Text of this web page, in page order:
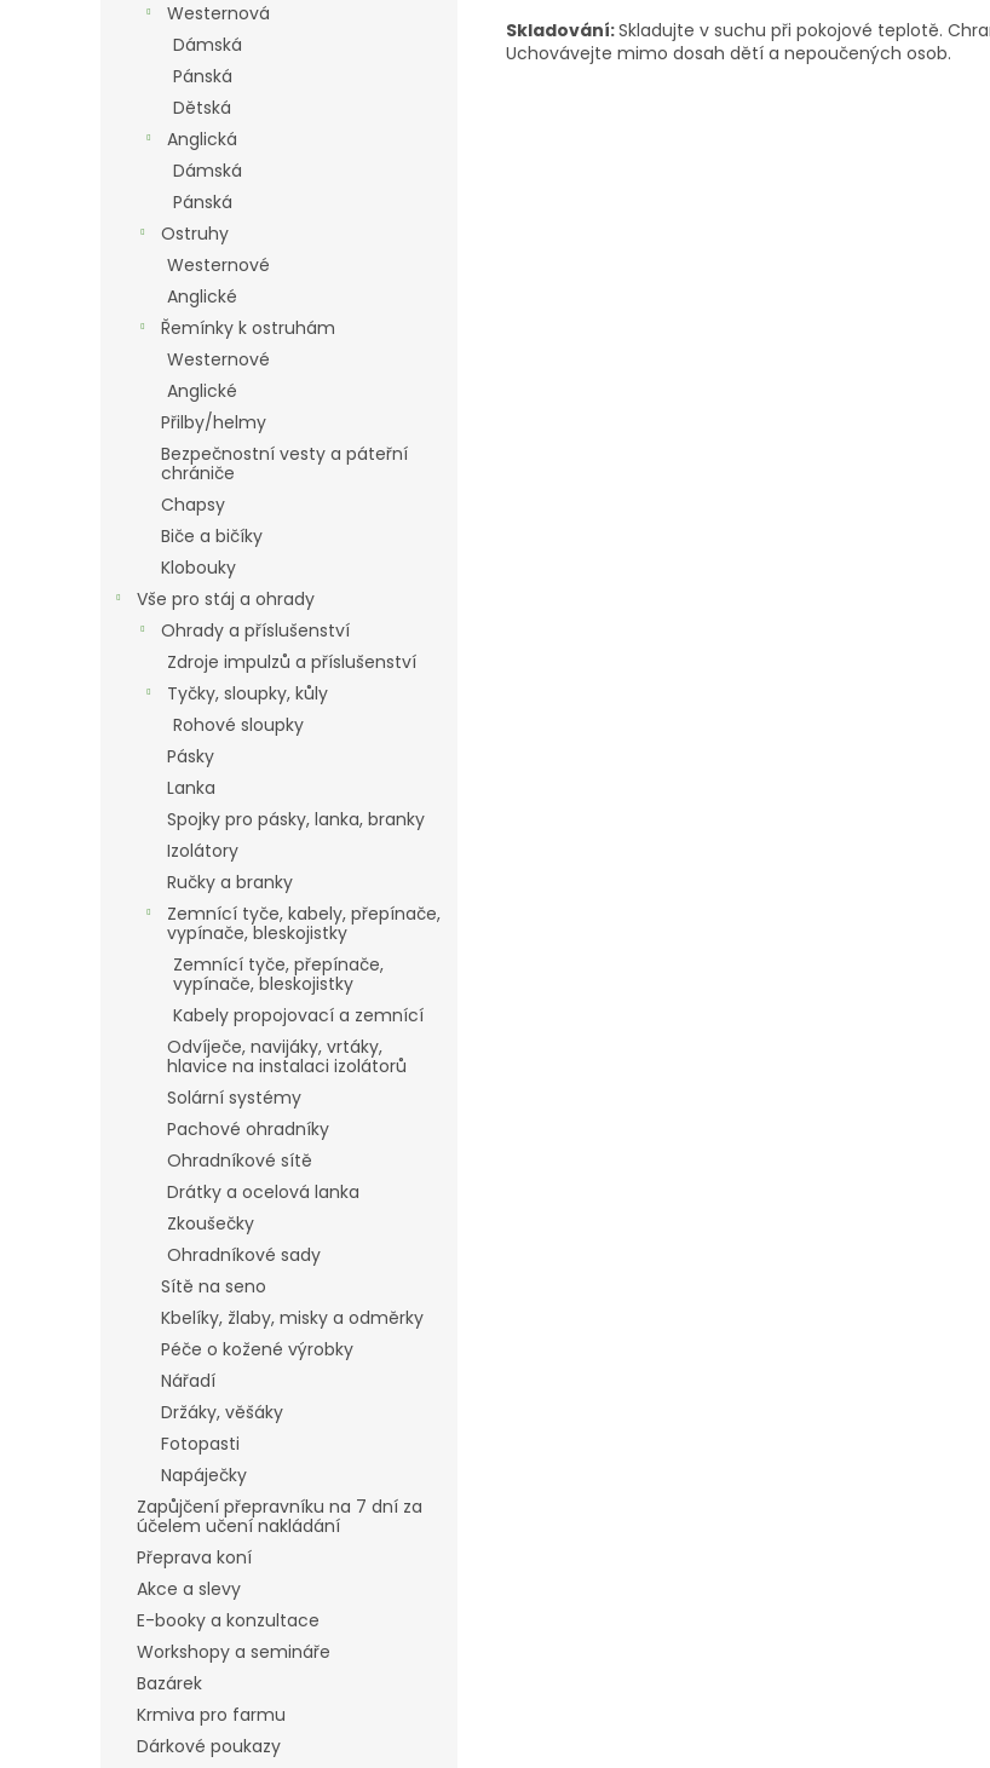
Westernová
Dámská
Pánská
Dětská
Anglická
Dámská
Pánská
Ostruhy
Westernové
Anglické
Řemínky k ostruhám
Westernové
Anglické
Přilby/helmy
Bezpečnostní vesty a páteřní
chrániče
Chapsy
Biče a bičíky
Klobouky
Vše pro stáj a ohrady
Ohrady a příslušenství
Zdroje impulzů a příslušenství
Tyčky, sloupky, kůly
Rohové sloupky
Pásky
Lanka
Spojky pro pásky, lanka, branky
Izolátory
Ručky a branky
Zemnící tyče, kabely, přepínače,
vypínače, bleskojistky
Zemnící tyče, přepínače,
vypínače, bleskojistky
Kabely propojovací a zemnící
Odvíječe, navijáky, vrtáky,
hlavice na instalaci izolátorů
Solární systémy
Pachové ohradníky
Ohradníkové sítě
Drátky a ocelová lanka
Zkoušečky
Ohradníkové sady
Sítě na seno
Kbelíky, žlaby, misky a odměrky
Péče o kožené výrobky
Nářadí
Držáky, věšáky
Fotopasti
Napáječky
Zapůjčení přepravníku na 7 dní za
účelem učení nakládání
Přeprava koní
Akce a slevy
E-booky a konzultace
Workshopy a semináře
Bazárek
Krmiva pro farmu
Dárkové poukazy
Skladování:Skladujte v suchu při pokojové teplotě.
Uchovávejte mimo dosah dětí a nepoučených osob.